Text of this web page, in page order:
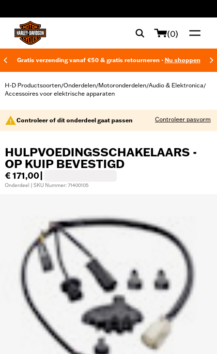
(0)
Gratis verzending vanaf €50 & gratis retourneren - Nu shoppen
H-D Productsoorten/Onderdelen/Motoronderdelen/Audio & Elektronica/
Accessoires voor elektrische apparaten
Controleer of dit onderdeel gaat passen Controleer pasvorm
HULPVOEDINGSSCHAKELAARS -
OP KUIP BEVESTIGD
€ 171,00
Onderdeel | SKU Nummer: 71400105